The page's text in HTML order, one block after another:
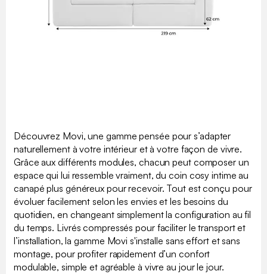
Découvrez Movi, une gamme pensée pour s’adapter
naturellement à votre intérieur et à votre façon de vivre.
Grâce aux différents modules, chacun peut composer un
espace qui lui ressemble vraiment, du coin cosy intime au
canapé plus généreux pour recevoir. Tout est conçu pour
évoluer facilement selon les envies et les besoins du
quotidien, en changeant simplement la configuration au fil
du temps. Livrés compressés pour faciliter le transport et
l’installation, la gamme Movi s'installe sans effort et sans
montage, pour profiter rapidement d’un confort
modulable, simple et agréable à vivre au jour le jour.